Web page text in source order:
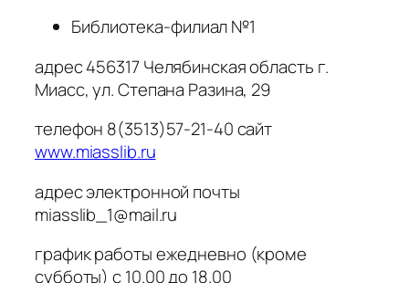
Библиотека-филиал №1
адрес 456317 Челябинская область г.
Миасс, ул. Степана Разина, 29
телефон 8(3513)57-21-40 сайт
www.miasslib.ru
адрес электронной почты
miasslib_1@mail.ru
график работы ежедневно (кроме
субботы) с 10.00 до 18.00